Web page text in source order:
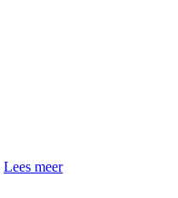
Lees meer